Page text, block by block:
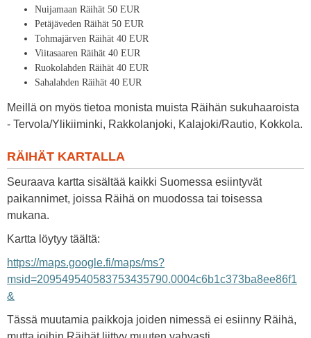
Nuijamaan Räihät 50 EUR
Petäjäveden Räihät 50 EUR
Tohmajärven Räihät 40 EUR
Viitasaaren Räihät 40 EUR
Ruokolahden Räihät 40 EUR
Sahalahden Räihät 40 EUR
Meillä on myös tietoa monista muista Räihän sukuhaaroista
- Tervola/Ylikiiminki, Rakkolanjoki, Kalajoki/Rautio, Kokkola.
RÄIHÄT KARTALLA
Seuraava kartta sisältää kaikki Suomessa esiintyvät
paikannimet, joissa Räihä on muodossa tai toisessa
mukana.
Kartta löytyy täältä:
https://maps.google.fi/maps/ms?
msid=209549540583753435790.0004c6b1c373ba8ee86f1
&
Tässä muutamia paikkoja joiden nimessä ei esiinny Räihä,